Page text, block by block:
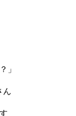
」
ん